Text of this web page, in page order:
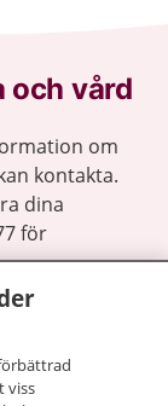
och vård
om
kontakta.
dina
för
viss